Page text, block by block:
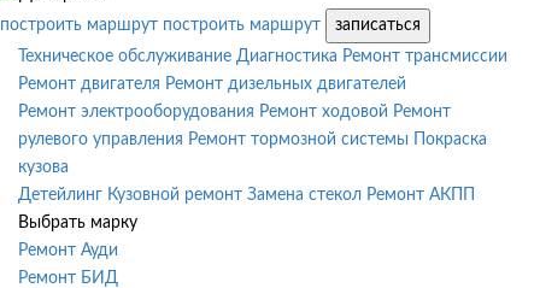
построить маршрут построить маршрут
записаться
Техническое обслуживание Диагностика Ремонт трансмиссии
Ремонт двигателя Ремонт дизельных двигателей
Ремонт электрооборудования Ремонт ходовой Ремонт
рулевого управления Ремонт тормозной системы
Покраска
кузова
Детейлинг Кузовной ремонт Замена стекол Ремонт АКПП
Выбрать марку
Ремонт Ауди
Ремонт БИД